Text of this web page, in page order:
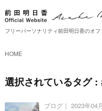
フリーパーソナリティ前田明日香のオ
HOME
選択されているタグ :
ブログ｜2023年04